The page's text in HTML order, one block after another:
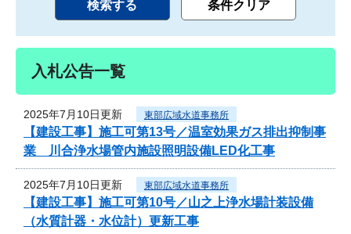
入札公告一覧
2025年7月10日更新 東部広域水道事務所
【建設工事】施工可第13号／温室効果ガス排出抑制事
業 川合浄水場管内施設照明設備LED化工事
2025年7月10日更新 東部広域水道事務所
【建設工事】施工可第10号／山之上浄水場計装設備
（水質計器・水位計）更新工事